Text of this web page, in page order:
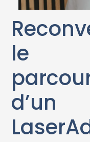
le
d’un